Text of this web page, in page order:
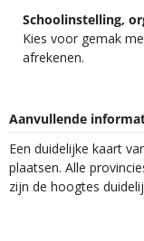
Schoolinstelling,
Kies voor gemak
afrekenen.
Aanvullende
Een duidelijke kaart
plaatsen. Alle
zijn de hoogtes